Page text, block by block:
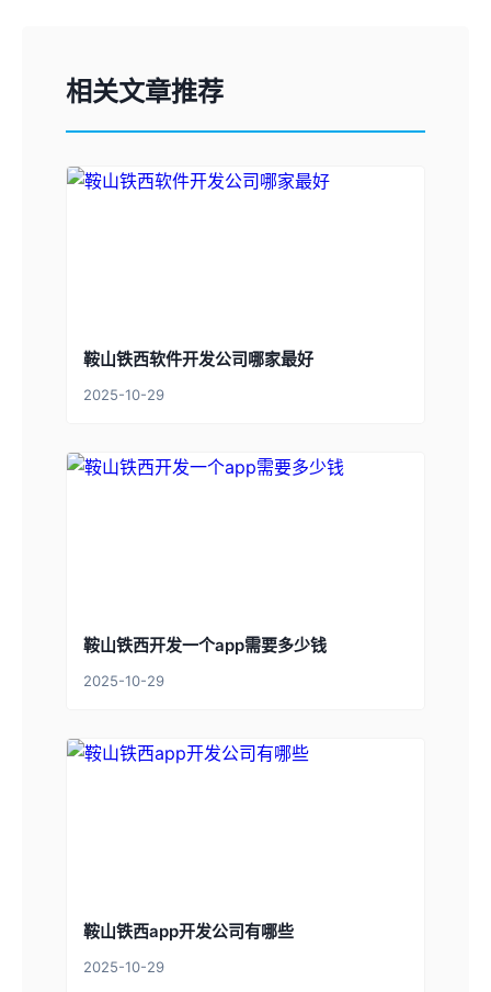
相关文章推荐
鞍山铁西软件开发公司哪家最好
2025-10-29
鞍山铁西开发一个app需要多少钱
2025-10-29
鞍山铁西app开发公司有哪些
2025-10-29